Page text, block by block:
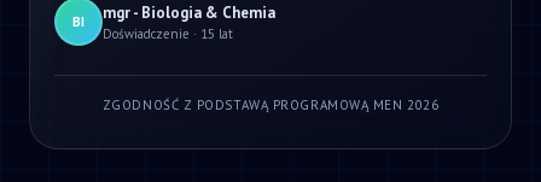
BI mgr - Biologia & Chemia
Doświadczenie · 15 lat
ZGODNOŚĆ Z PODSTAWĄ PROGRAMOWĄ MEN 2026